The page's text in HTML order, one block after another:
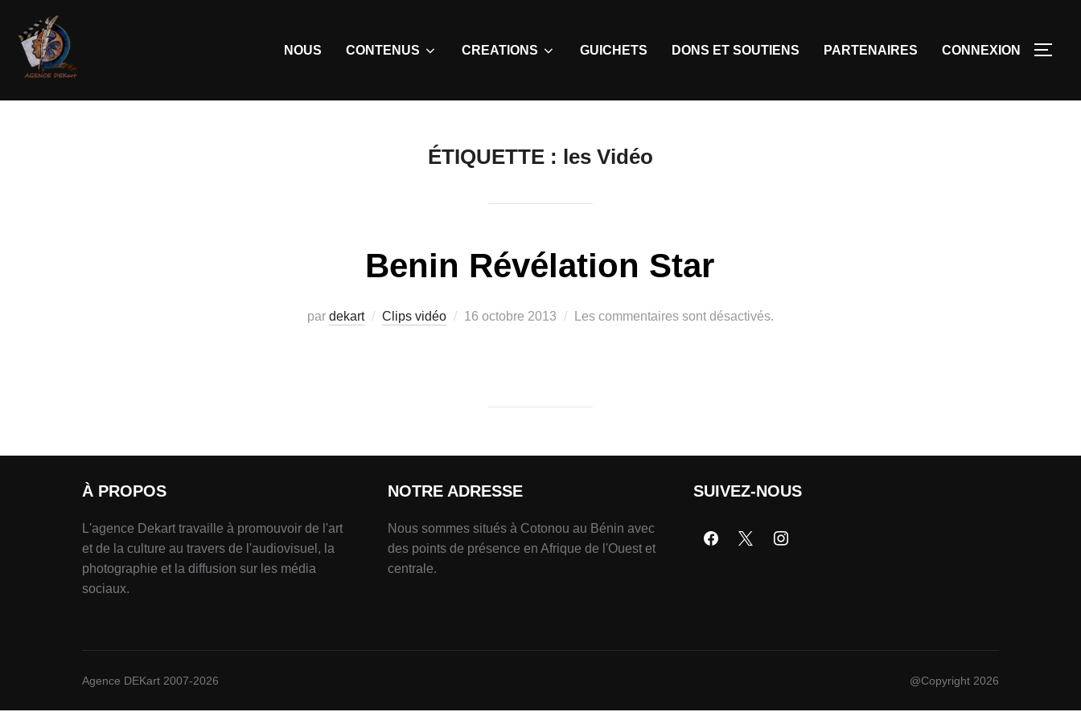
NOUS CONTENUS CREATIONS GUICHETS DONS ET SOUTIENS PARTENAIRES CONNEXION
ÉTIQUETTE : les Vidéo
Benin Révélation Star
par dekart Clips vidéo 16 octobre 2013 Les commentaires sont désactivés.
À PROPOS
L'agence Dekart travaille à promouvoir de l'art
et de la culture au travers de l'audiovisuel, la
photographie et la diffusion sur les média
sociaux.
NOTRE ADRESSE
Nous sommes situés à Cotonou au Bénin avec
des points de présence en Afrique de l'Ouest et
centrale.
SUIVEZ-NOUS
Agence DEKart 2007-2026 @Copyright 2026